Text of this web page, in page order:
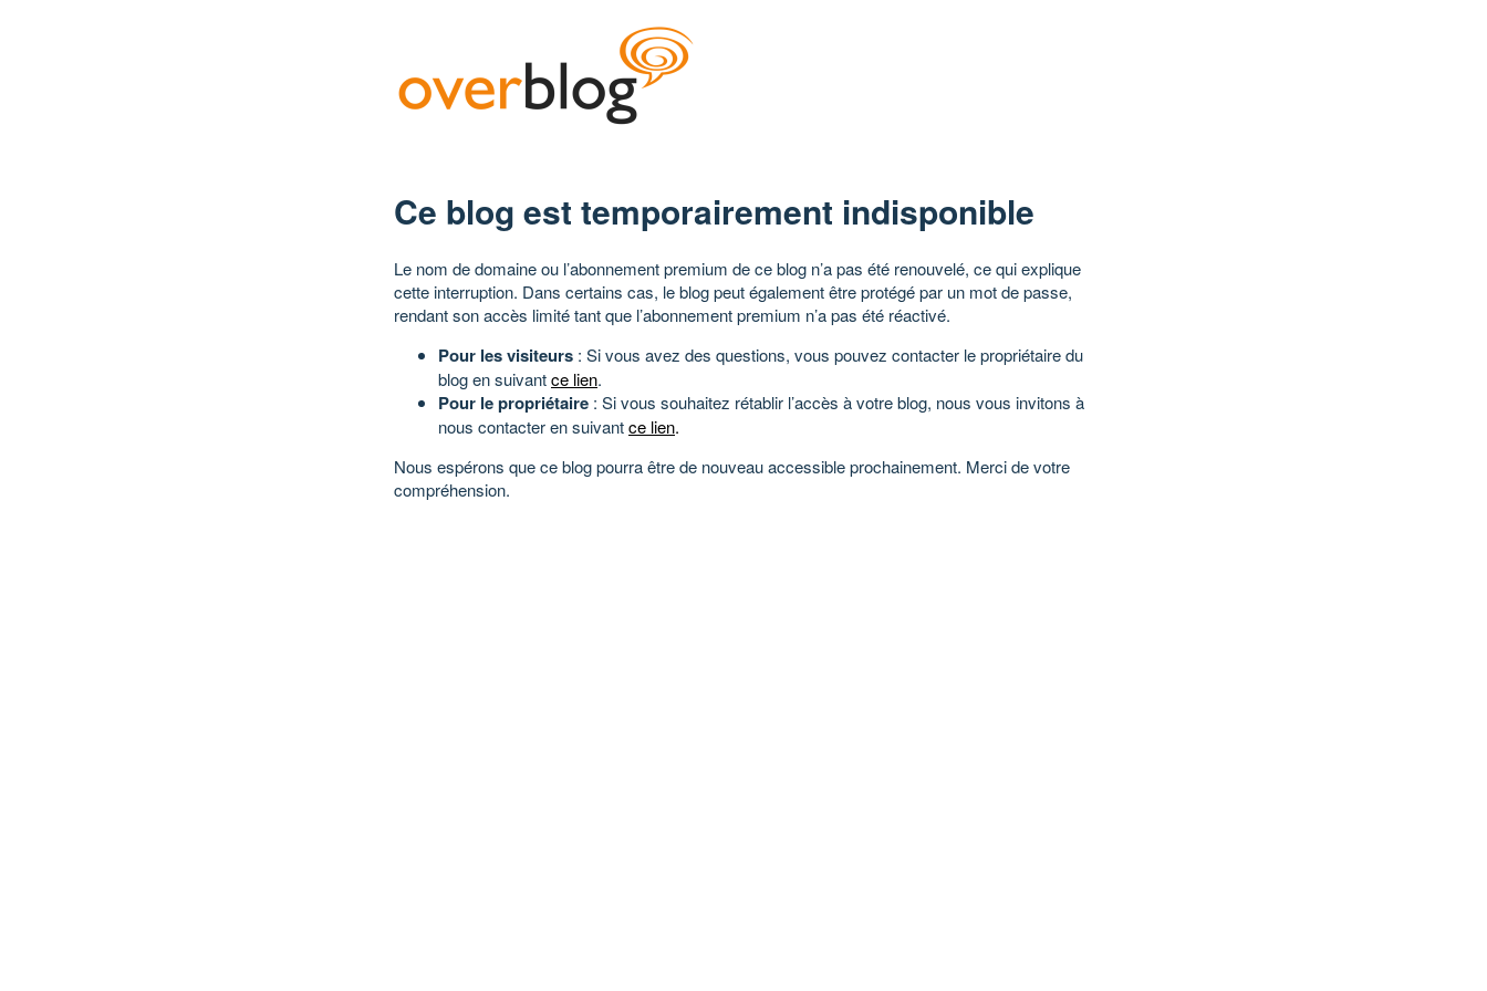
Ce blog est temporairement indisponible
Le nom de domaine ou l’abonnement premium de ce blog n’a pas été renouvelé, ce qui explique
cette interruption. Dans certains cas, le blog peut également être protégé par un mot de passe,
rendant son accès limité tant que l’abonnement premium n’a pas été réactivé.
Pour les visiteurs : Si vous avez des questions, vous pouvez contacter le propriétaire du
blog en suivantce lien.
Pour le propriétaire : Si vous souhaitez rétablir l’accès à votre blog, nous vous invitons à
nous contacter en suivantce lien.
Nous espérons que ce blog pourra être de nouveau accessible prochainement. Merci de votre
compréhension.